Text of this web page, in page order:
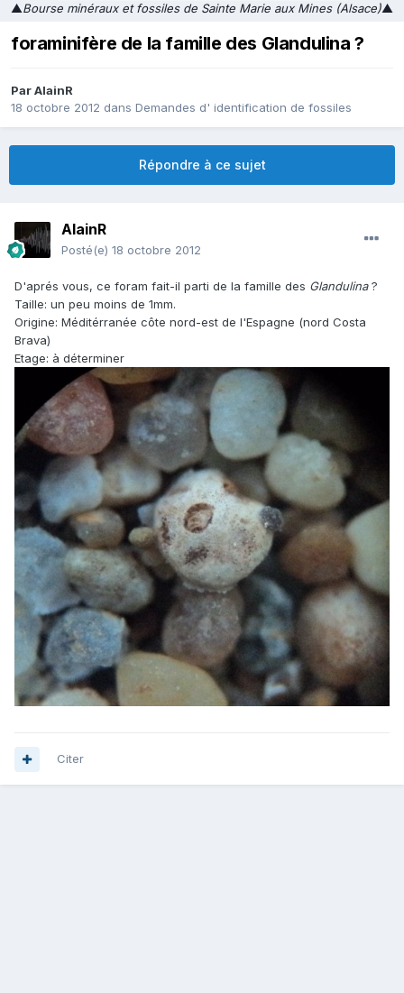
▲Bourse minéraux et fossiles de Sainte Marie aux Mines (Alsace)▲
foraminifère de la famille des Glandulina ?
ParAlainR
18 octobre 2012 dans Demandes d' identification de fossiles
Répondre à ce sujet
AlainR
Posté(e) 18 octobre 2012
D'aprés vous, ce foram fait-il parti de la famille des Glandulina?
Taille: un peu moins de 1mm.
Origine: Méditérranée côte nord-est de l'Espagne (nord Costa
Brava)
Etage: à déterminer
Citer